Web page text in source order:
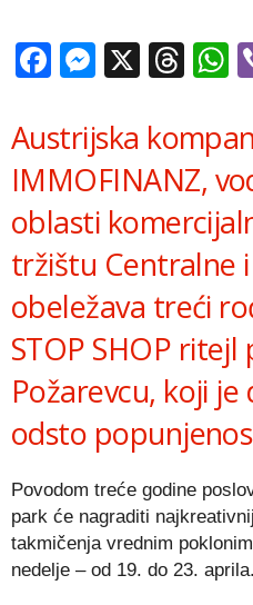
Facebook
X
Austrijska
IMMOFINANZ,
oblasti
tržištu Centralne
obeležava treći
STOP SHOP ritejl
Požarevcu, koji
odsto
Povodom treće godine
park će nagraditi
takmičenja vrednim
nedelje – od 19. do 23. aprila.